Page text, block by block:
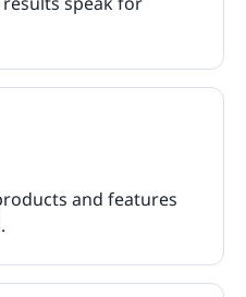
and features